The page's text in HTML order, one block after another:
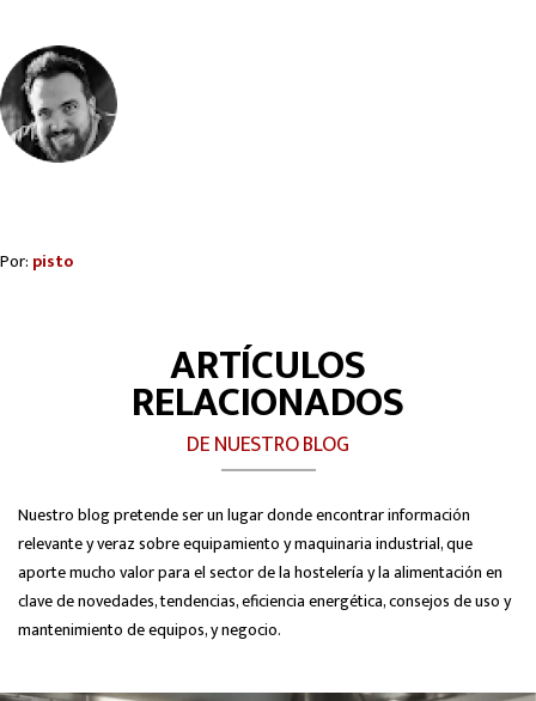
Por: pisto
ARTÍCULOS
RELACIONADOS
DE NUESTRO BLOG
Nuestro blog pretende ser un lugar donde encontrar información
relevante y veraz sobre equipamiento y maquinaria industrial, que
aporte mucho valor para el sector de la hostelería y la alimentación en
clave de novedades, tendencias, eficiencia energética, consejos de uso y
mantenimiento de equipos, y negocio.